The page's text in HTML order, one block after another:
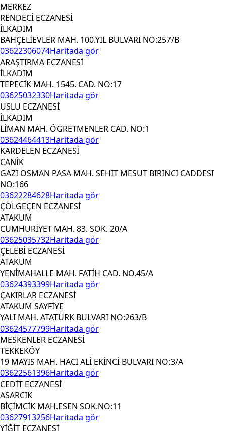
MERKEZ
RENDECİ ECZANESİ
İLKADIM
BAHÇELİEVLER MAH. 100.YIL BULVARI NO:257/B
03622306074Haritada gör
ARAŞTIRMA ECZANESİ
İLKADIM
TEPECİK MAH. 1545. CAD. NO:17
03625032330Haritada gör
USLU ECZANESİ
İLKADIM
LİMAN MAH. ÖĞRETMENLER CAD. NO:1
03624464413Haritada gör
KARDELEN ECZANESİ
CANİK
GAZI OSMAN PASA MAH. SEHIT MESUT BIRINCI CADDESI
NO:166
03622284628Haritada gör
ÇÖLGEÇEN ECZANESİ
ATAKUM
CUMHURİYET MAH. 83. SOK. 20/A
03625035732Haritada gör
ÇELEBİ ECZANESİ
ATAKUM
YENİMAHALLE MAH. FATİH CAD. NO.45/A
03624393399Haritada gör
ÇAKIRLAR ECZANESİ
ATAKUM SAYFİYE
YALI MAH. ATATÜRK BULVARI NO:263/B
03624577799Haritada gör
MESKENLER ECZANESİ
TEKKEKÖY
19 MAYIS MAH. HACI ALİ EKİNCİ BULVARI NO:3/A
03622561396Haritada gör
CEDİT ECZANESİ
ASARCIK
BİÇİMCİK MAH.ESEN SOK.NO:11
03627913256Haritada gör
YİĞİT ECZANESİ